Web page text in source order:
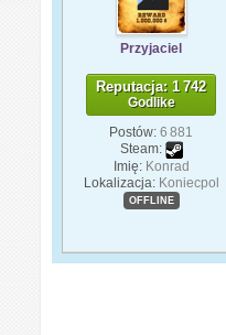
Przyjaciel
Reputacja: 1 742
Godlike
Postów: 6 881
Steam:
Imię: Konrad
Lokalizacja: Koniecpol
OFFLINE